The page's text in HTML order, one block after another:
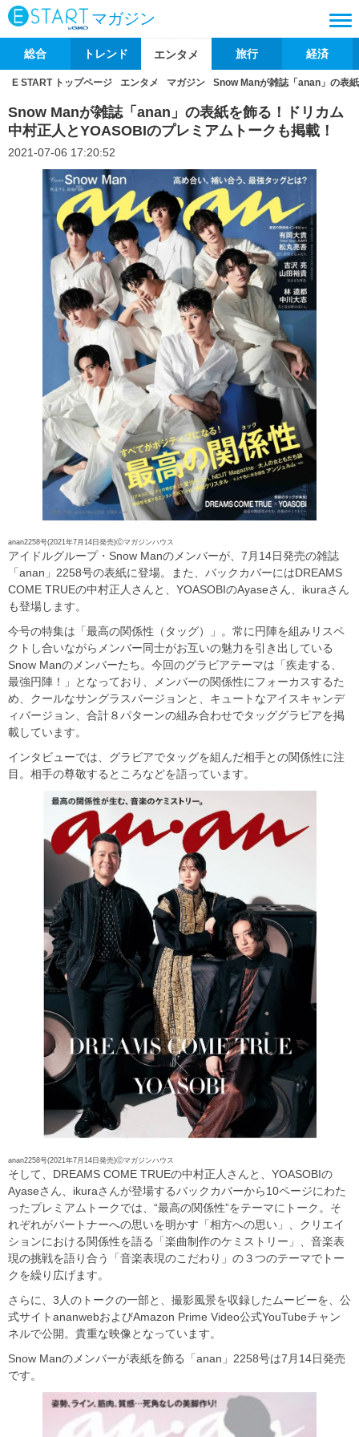
マガジン
総合 トレンド エンタメ 旅行 経済
E START トップページ エンタメ マガジン Snow Manが雑誌「anan」の表
Snow Manが雑誌「anan」の表紙を飾る！ドリカム
中村正人とYOASOBIのプレミアムトークも掲載！
2021-07-06 17:20:52
anan2258号(2021年7月14日発売)Ⓒマガジンハウス
アイドルグループ・Snow Manのメンバーが、7月14日発売の雑誌
「anan」2258号の表紙に登場。また、バックカバーにはDREAMS
COME TRUEの中村正人さんと、YOASOBIのAyaseさん、ikuraさん
も登場します。
今号の特集は「最高の関係性（タッグ）」。常に円陣を組みリスペ
クトし合いながらメンバー同士がお互いの魅力を引き出している
Snow Manのメンバーたち。今回のグラビアテーマは「疾走する、
最強円陣！」となっており、メンバーの関係性にフォーカスするた
め、クールなサングラスバージョンと、キュートなアイスキャンデ
ィバージョン、合計８パターンの組み合わせでタッググラビアを掲
載しています。
インタビューでは、グラビアでタッグを組んだ相手との関係性に注
目。相手の尊敬するところなどを語っています。
anan2258号(2021年7月14日発売)Ⓒマガジンハウス
そして、DREAMS COME TRUEの中村正人さんと、YOASOBIの
Ayaseさん、ikuraさんが登場するバックカバーから10ページにわた
ったプレミアムトークでは、“最高の関係性”をテーマにトーク。そ
れぞれがパートナーへの思いを明かす「相方への思い」、クリエイ
ションにおける関係性を語る「楽曲制作のケミストリー」、音楽表
現の挑戦を語り合う「音楽表現のこだわり」の３つのテーマでトー
クを繰り広げます。
さらに、3人のトークの一部と、撮影風景を収録したムービーを、公
式サイトananwebおよびAmazon Prime Video公式YouTubeチャン
ネルで公開。貴重な映像となっています。
Snow Manのメンバーが表紙を飾る「anan」2258号は7月14日発売
です。